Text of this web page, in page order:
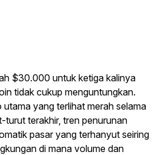
$30.000 untuk ketiga kalinya
tidak cukup menguntungkan.
utama yang terlihat merah selama
turut terakhir, tren penurunan
pasar yang terhanyut seiring
di mana volume dan